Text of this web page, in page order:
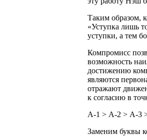
Таким образом,
«Уступка лишь
уступки, а тем
Компромисс
возможность
достижению
являются
отражают
к согласию в
А-1 > А-2 > А-3
Заменим буквы